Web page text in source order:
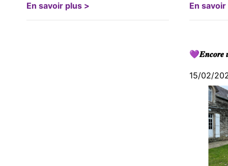
En savoir plus > En
💜𝑬𝒏𝒄𝒐𝒓𝒆
15/02/